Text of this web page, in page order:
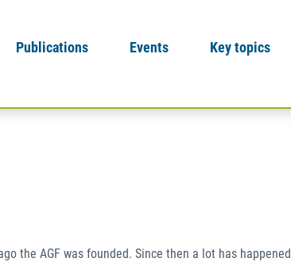
Publications Events Key topics
the AGF was founded. Since then a lot has happened